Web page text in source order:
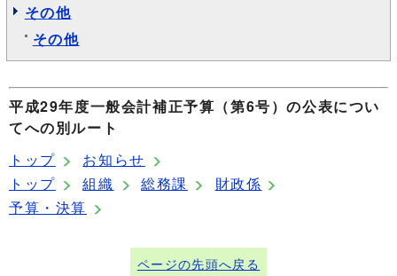
その他
その他
平成29年度一般会計補正予算（第6号）の公表につい
てへの別ルート
トップ
お知らせ
トップ
組織 総務課
財政係
予算・決算
ページの先頭へ戻る